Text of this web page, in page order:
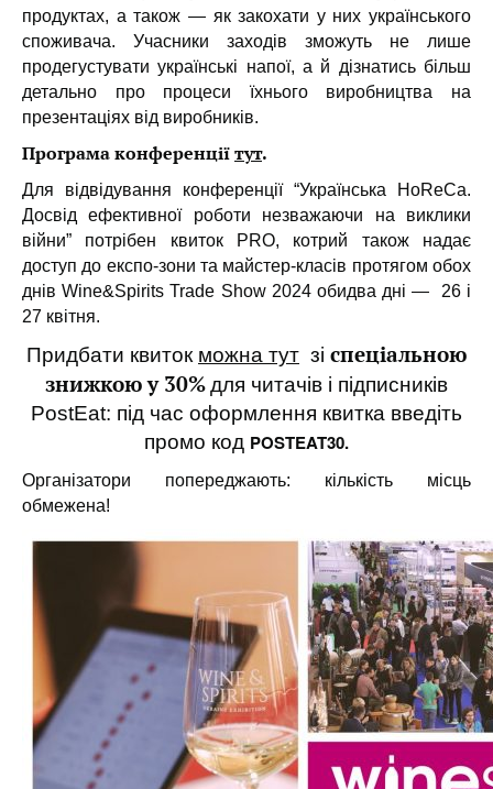
продуктах, а також — як закохати у них українського
споживача. Учасники заходів зможуть не лише
продегустувати українські напої, а й дізнатись більш
детально про процеси їхнього виробництва на
презентаціях від виробників.
Програма конференціїтут.
Для відвідування конференції “Українська HoReCa.
Досвід ефективної роботи незважаючи на виклики
війни” потрібен квиток PRO, котрий також надає
доступ до експо-зони та майстер-класів протягом обох
днів Wine&Spirits Trade Show 2024 обидва дні — 26 і
27 квітня.
Придбати квиток можна тут зі спеціальною
знижкою у 30%для читачів і підписників
PostEat: під час оформлення квитка введіть
промо код POSTEAT30.
Організатори попереджають: кількість місць
обмежена!